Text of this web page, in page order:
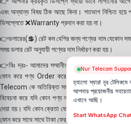
এবং অন্যান্য বিষয় ঠিক আছে কিনা। শতভাগ নিশ্চিত
ডিসপ্লেতে ❌Warranty প্রদান করা হয় না।
👉ডলারের(💲) রেট কম বেশির জন্য পণ্যের দাম যেকোন
সময় ডলার রেট অনুযায়ী পণ্যের দাম নির্ধারণ করা হয়।
👉বিঃ দ্রঃ- আমাদের সম্মানীত ক্রেতাগন Website,
ফোন করে পণ্য Order করে থাকে। যদি কোন পণ্য
Telecom কে অতিরিক্ত সময় দিয়েও পণ্যটি নিতে
বিবেচনা করে যদি কোন পণ্য না দিতে পারি সেক্ষেত্রে
দেয়া হয়। যদি কোন ক্রেতা ফোন না ধরে সেক্ষেত্রে Nur
ফোন করে সাথে সাথে টাকা ফেরত দেয়া হয়।
Nur Telecom
হ্যালো স্যার! নূর
আপনার প্রয়োজনীয়
এখানে আছি।
Start WhatsApp